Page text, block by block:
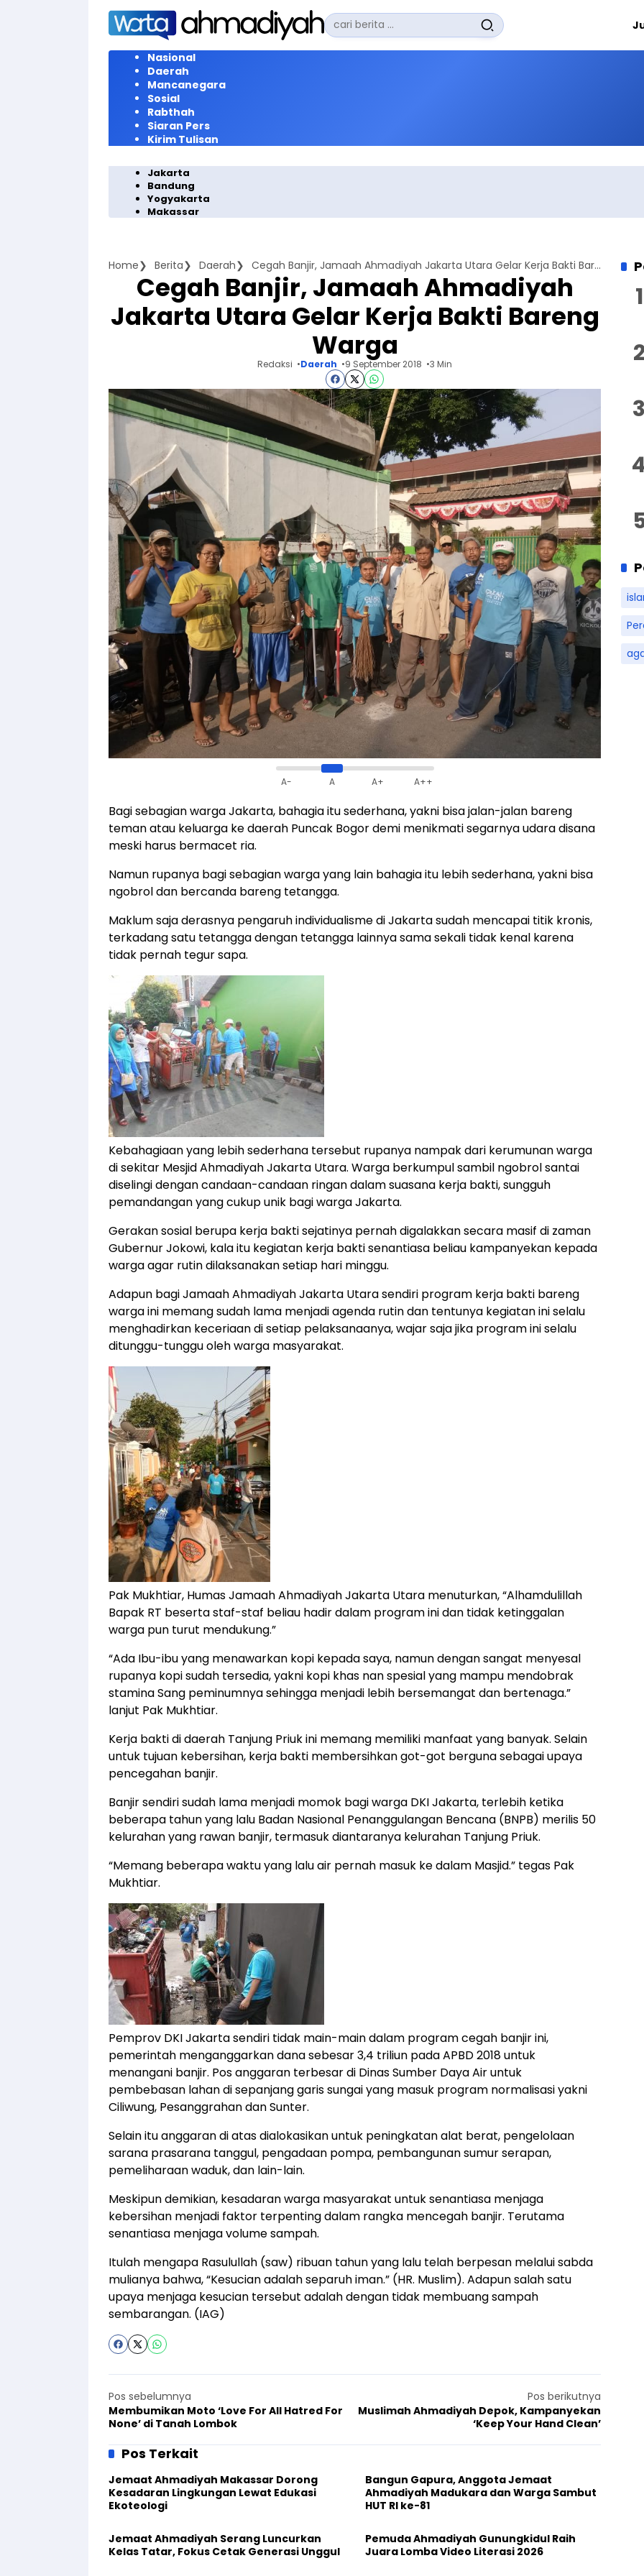
Langsung
konten
Pencarian
untuk:
Nasional
Daerah
Mancanegara
Sosial
Rabthah
Siaran Pers
Kirim Tulisan
Jakarta
Bandung
Yogyakarta
Makassar
Home Berita Daerah Cegah Banjir, Jamaah Ahmadiyah Jakarta Utara Gelar Kerja Bakti Bareng Warga
Cegah Banjir, Jamaah Ahmadiyah
Jakarta Utara Gelar Kerja Bakti Bareng
Warga
Redaksi Daerah 9 September 2018 3 Min
A- A A+ A++
Bagi sebagian warga Jakarta, bahagia itu sederhana, yakni bisa jalan-jalan bareng
teman atau keluarga ke daerah Puncak Bogor demi menikmati segarnya udara disana
meski harus bermacet ria.
Namun rupanya bagi sebagian warga yang lain bahagia itu lebih sederhana, yakni bisa
ngobrol dan bercanda bareng tetangga.
Maklum saja derasnya pengaruh individualisme di Jakarta sudah mencapai titik kronis,
terkadang satu tetangga dengan tetangga lainnya sama sekali tidak kenal karena
tidak pernah tegur sapa.
Kebahagiaan yang lebih sederhana tersebut rupanya nampak dari kerumunan warga
di sekitar Mesjid Ahmadiyah Jakarta Utara. Warga berkumpul sambil ngobrol santai
diselingi dengan candaan-candaan ringan dalam suasana kerja bakti, sungguh
pemandangan yang cukup unik bagi warga Jakarta.
Gerakan sosial berupa kerja bakti sejatinya pernah digalakkan secara masif di zaman
Gubernur Jokowi, kala itu kegiatan kerja bakti senantiasa beliau kampanyekan kepada
warga agar rutin dilaksanakan setiap hari minggu.
Adapun bagi Jamaah Ahmadiyah Jakarta Utara sendiri program kerja bakti bareng
warga ini memang sudah lama menjadi agenda rutin dan tentunya kegiatan ini selalu
menghadirkan keceriaan di setiap pelaksanaanya, wajar saja jika program ini selalu
ditunggu-tunggu oleh warga masyarakat.
Pak Mukhtiar, Humas Jamaah Ahmadiyah Jakarta Utara menuturkan, “Alhamdulillah
Bapak RT beserta staf-staf beliau hadir dalam program ini dan tidak ketinggalan
warga pun turut mendukung.”
“Ada Ibu-ibu yang menawarkan kopi kepada saya, namun dengan sangat menyesal
rupanya kopi sudah tersedia, yakni kopi khas nan spesial yang mampu mendobrak
stamina Sang peminumnya sehingga menjadi lebih bersemangat dan bertenaga.”
lanjut Pak Mukhtiar.
Kerja bakti di daerah Tanjung Priuk ini memang memiliki manfaat yang banyak. Selain
untuk tujuan kebersihan, kerja bakti membersihkan got-got berguna sebagai upaya
pencegahan banjir.
Banjir sendiri sudah lama menjadi momok bagi warga DKI Jakarta, terlebih ketika
beberapa tahun yang lalu Badan Nasional Penanggulangan Bencana (BNPB) merilis 50
kelurahan yang rawan banjir, termasuk diantaranya kelurahan Tanjung Priuk.
“Memang beberapa waktu yang lalu air pernah masuk ke dalam Masjid.” tegas Pak
Mukhtiar.
Pemprov DKI Jakarta sendiri tidak main-main dalam program cegah banjir ini,
pemerintah menganggarkan dana sebesar 3,4 triliun pada APBD 2018 untuk
menangani banjir. Pos anggaran terbesar di Dinas Sumber Daya Air untuk
pembebasan lahan di sepanjang garis sungai yang masuk program normalisasi yakni
Ciliwung, Pesanggrahan dan Sunter.
Selain itu anggaran di atas dialokasikan untuk peningkatan alat berat, pengelolaan
sarana prasarana tanggul, pengadaan pompa, pembangunan sumur serapan,
pemeliharaan waduk, dan lain-lain.
Meskipun demikian, kesadaran warga masyarakat untuk senantiasa menjaga
kebersihan menjadi faktor terpenting dalam rangka mencegah banjir. Terutama
senantiasa menjaga volume sampah.
Itulah mengapa Rasulullah (saw) ribuan tahun yang lalu telah berpesan melalui sabda
mulianya bahwa, “Kesucian adalah separuh iman.” (HR. Muslim). Adapun salah satu
upaya menjaga kesucian tersebut adalah dengan tidak membuang sampah
sembarangan. (IAG)
Pos sebelumnya
Membumikan Moto ‘Love For All Hatred For
None’ di Tanah Lombok
Pos berikutnya
Muslimah Ahmadiyah Depok, Kampanyekan
‘Keep Your Hand Clean’
Pos Terkait
Jemaat Ahmadiyah Makassar Dorong
Kesadaran Lingkungan Lewat Edukasi
Ekoteologi
Bangun Gapura, Anggota Jemaat
Ahmadiyah Madukara dan Warga Sambut
HUT RI ke-81
Jemaat Ahmadiyah Serang Luncurkan
Kelas Tatar, Fokus Cetak Generasi Unggul
Pemuda Ahmadiyah Gunungkidul Raih
Juara Lomba Video Literasi 2026